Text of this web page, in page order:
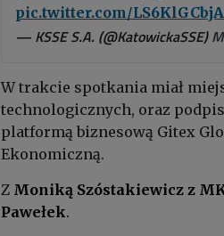
pic.twitter.com/LS6KlGCbjA
— KSSE S.A. (@KatowickaSSE)
W trakcie spotkania miał
technologicznych, oraz
platformą biznesową Gitex
Ekonomiczną.
Z Moniką Szóstakiewicz z
Pawełek.